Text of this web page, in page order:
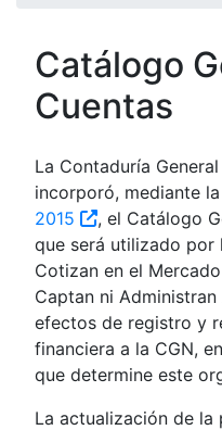
Catálogo
Cuentas
La Contaduría
incorporó, mediante la
2015
, el Catálogo
que será utilizado por
Cotizan en el
Captan ni
efectos de registro y
financiera a la CGN,
que determine este
La actualización de la